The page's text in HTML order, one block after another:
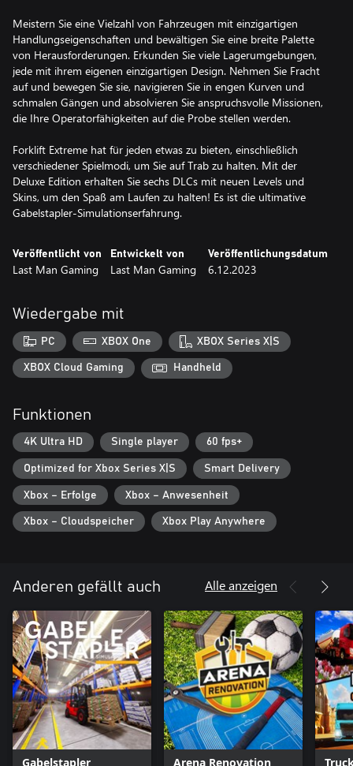
Meistern Sie eine Vielzahl von Fahrzeugen mit einzigartigen
Handlungseigenschaften und bewältigen Sie eine breite Palette
von Herausforderungen. Erkunden Sie viele Lagerumgebungen,
jede mit ihrem eigenen einzigartigen Design. Nehmen Sie Fracht
auf und bewegen Sie sie, navigieren Sie in engen Kurven und
schmalen Gängen und absolvieren Sie anspruchsvolle Missionen,
die Ihre Operatorfähigkeiten auf die Probe stellen werden.
Forklift Extreme hat für jeden etwas zu bieten, einschließlich
verschiedener Spielmodi, um Sie auf Trab zu halten. Mit der
Deluxe Edition erhalten Sie sechs DLCs mit neuen Levels und
Skins, um den Spaß am Laufen zu halten! Es ist die ultimative
Gabelstapler-Simulationserfahrung.
Veröffentlicht von
Last Man Gaming
Entwickelt von
Last Man Gaming
Veröffentlichungsdatum
6.12.2023
Wiedergabe mit
PC XBOX One XBOX Series X|S
XBOX Cloud Gaming Handheld
Funktionen
4K Ultra HD Single player 60 fps+
Optimized for Xbox Series X|S Smart Delivery
Xbox – Erfolge Xbox – Anwesenheit
Xbox – Cloudspeicher Xbox Play Anywhere
Anderen gefällt auch Alle anzeigen
Gabelstapler Arena Renovation